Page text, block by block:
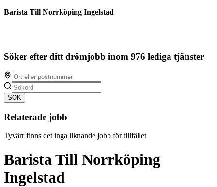
Barista Till Norrköping Ingelstad
Söker efter ditt drömjobb inom 976 lediga tjänster
SÖK
Relaterade jobb
Tyvärr finns det inga liknande jobb för tillfället
Barista Till Norrköping
Ingelstad